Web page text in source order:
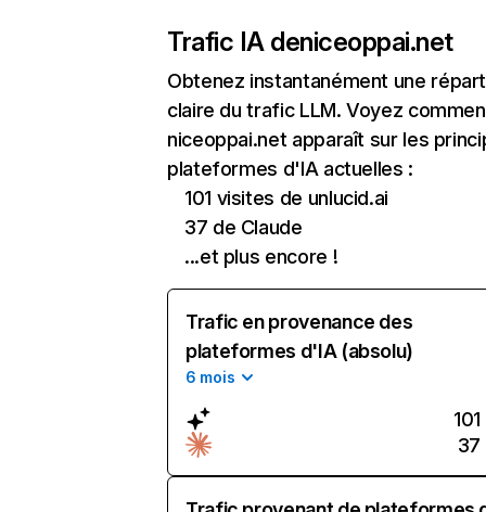
Trafic IA deniceoppai.net
Obtenez instantanément une
claire du trafic LLM. Voyez
niceoppai.net apparaît sur les
plateformes d'IA actuelles :
101 visites de unlucid.ai
37 de Claude
...et plus encore !
Trafic en provenance des
plateformes d'IA (absolu)
6 mois
101
37